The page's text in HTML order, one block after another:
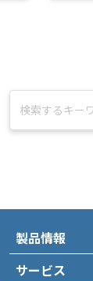
製品情報
サービス